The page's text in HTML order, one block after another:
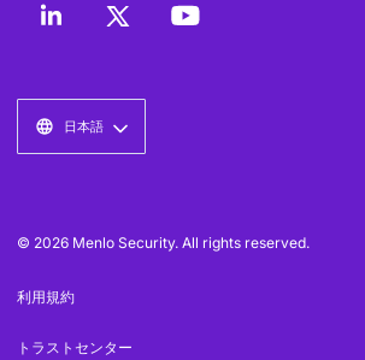
日本語
© 2026 Menlo Security. All rights reserved.
利用規約
トラストセンター